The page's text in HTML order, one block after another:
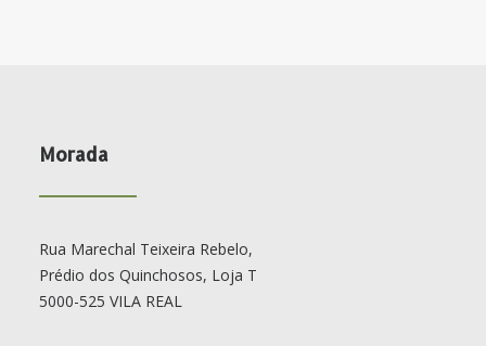
Morada
Rua Marechal Teixeira Rebelo,
Prédio dos Quinchosos, Loja T
5000-525 VILA REAL